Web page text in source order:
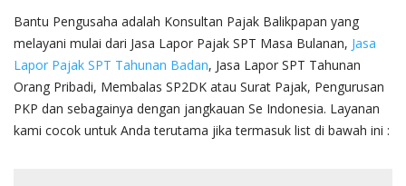
Bantu Pengusaha adalah Konsultan Pajak Balikpapan yang
melayani mulai dari Jasa Lapor Pajak SPT Masa Bulanan, Jasa
Lapor Pajak SPT Tahunan Badan, Jasa Lapor SPT Tahunan
Orang Pribadi, Membalas SP2DK atau Surat Pajak, Pengurusan
PKP dan sebagainya dengan jangkauan Se Indonesia. Layanan
kami cocok untuk Anda terutama jika termasuk list di bawah ini :